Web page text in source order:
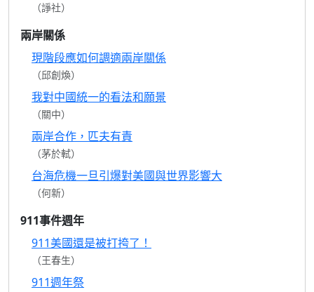
（諍社）
兩岸關係
現階段應如何調適兩岸關係
（邱創煥）
我對中國統一的看法和願景
（關中）
兩岸合作，匹夫有責
（茅於軾）
台海危機一旦引爆對美國與世界影響大
（何新）
911事件週年
911美國還是被打挎了！
（王春生）
911週年祭